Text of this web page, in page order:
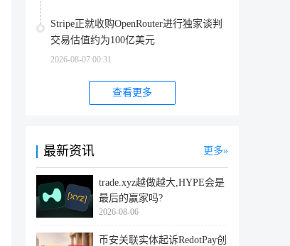
Stripe正就收购OpenRouter进行独家谈判
交易估值约为100亿美元
2026-08-07 00:31
查看更多
最新资讯 更多
trade.xyz越做越大,HYPE会是
最后的赢家吗?
2026-08-06
币安关联实体起诉RedotPay创